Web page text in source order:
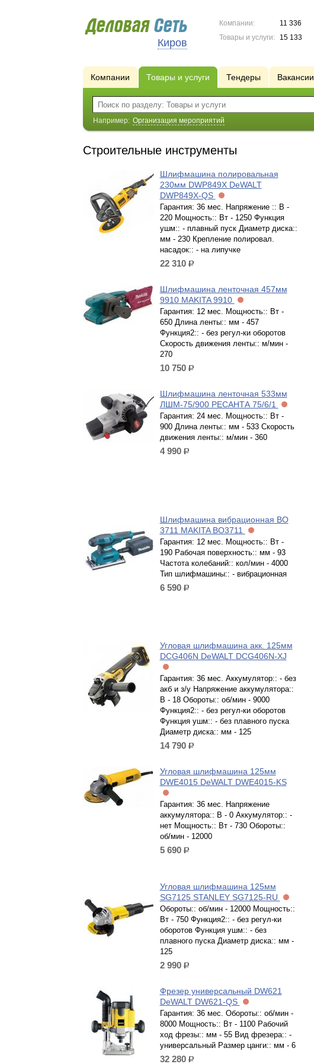
Киров
Компании:
11 336
Товары и услуги:
15 133
Компании Товары и услуги Тендеры Вакансии
Например: Организация мероприятий
Строительные инструменты
Шлифмашина полировальная
230мм DWP849X DeWALT
DWP849X-QS
Гарантия: 36 мес. Напряжение :: В -
220 Мощность:: Вт - 1250 Функция
ушм:: - плавный пуск Диаметр диска::
мм - 230 Крепление полировал.
насадок:: - на липучке
22 310 р.
Шлифмашина ленточная 457мм
9910 MAKITA 9910
Гарантия: 12 мес. Мощность:: Вт -
650 Длина ленты:: мм - 457
Функция2:: - без регул-ки оборотов
Скорость движения ленты:: м/мин -
270
10 750 р.
Шлифмашина ленточная 533мм
ЛШМ-75/900 РЕСАНТА 75/6/1
Гарантия: 24 мес. Мощность:: Вт -
900 Длина ленты:: мм - 533 Скорость
движения ленты:: м/мин - 360
4 990 р.
Шлифмашина вибрационная BO
3711 MAKITA BO3711
Гарантия: 12 мес. Мощность:: Вт -
190 Рабочая поверхность:: мм - 93
Частота колебаний:: кол/мин - 4000
Тип шлифмашины:: - вибрационная
6 590 р.
Угловая шлифмашина акк. 125мм
DCG406N DeWALT DCG406N-XJ
Гарантия: 36 мес. Аккумулятор:: - без
акб и з/у Напряжение аккумулятора::
В - 18 Обороты:: об/мин - 9000
Функция2:: - без регул-ки оборотов
Функция ушм:: - без плавного пуска
Диаметр диска:: мм - 125
14 790 р.
Угловая шлифмашина 125мм
DWE4015 DeWALT DWE4015-KS
Гарантия: 36 мес. Напряжение
аккумулятора:: В - 0 Аккумулятор:: -
нет Мощность:: Вт - 730 Обороты::
об/мин - 12000
5 690 р.
Угловая шлифмашина 125мм
SG7125 STANLEY SG7125-RU
Обороты:: об/мин - 12000 Мощность::
Вт - 750 Функция2:: - без регул-ки
оборотов Функция ушм:: - без
плавного пуска Диаметр диска:: мм -
125
2 990 р.
Фрезер универсальный DW621
DeWALT DW621-QS
Гарантия: 36 мес. Обороты:: об/мин -
8000 Мощность:: Вт - 1100 Рабочий
ход фрезы:: мм - 55 Вид фрезера:: -
универсальный Размер цанги:: мм - 6
32 280 р.